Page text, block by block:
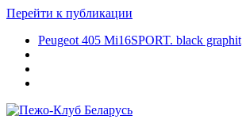
Перейти к публикации
Peugeot 405 Mi16SPORT. black graphit